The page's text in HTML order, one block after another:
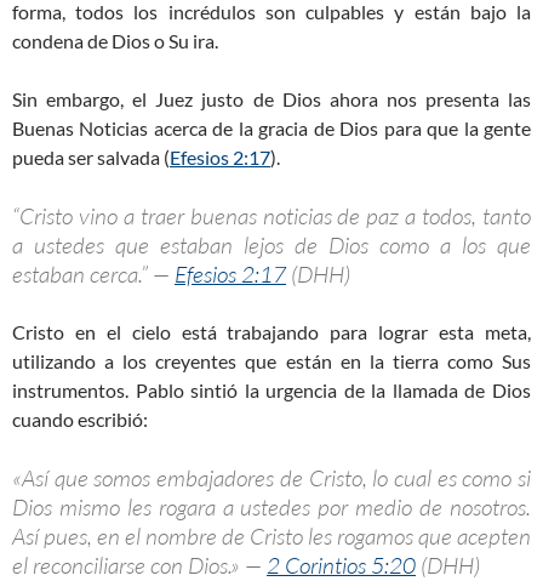
forma, todos los incrédulos son culpables y están bajo la
condena de Dios o Su ira.
Sin embargo, el Juez justo de Dios ahora nos presenta las
Buenas Noticias acerca de la gracia de Dios para que la gente
pueda ser salvada (Efesios 2:17).
“Cristo vino a traer buenas noticias de paz a todos, tanto
a ustedes que estaban lejos de Dios como a los que
estaban cerca.” — Efesios 2:17(DHH)
Cristo en el cielo está trabajando para lograr esta meta,
utilizando a los creyentes que están en la tierra como Sus
instrumentos. Pablo sintió la urgencia de la llamada de Dios
cuando escribió:
«Así que somos embajadores de Cristo, lo cual es como si
Dios mismo les rogara a ustedes por medio de nosotros.
Así pues, en el nombre de Cristo les rogamos que acepten
el reconciliarse con Dios.» — 2 Corintios 5:20 (DHH)